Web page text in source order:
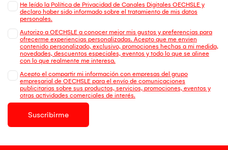
He leído la Política de Privacidad de Canales Digitales OECHSLE y
declaro haber sido informado sobre el tratamiento de mis datos
personales.
Autorizo a OECHSLE a conocer mejor mis gustos y preferencias para
ofrecerme experiencias personalizadas. Acepto que me envien
contenido personalizado, exclusivo, promociones hechas a mi medida,
novedades, descuentos especiales, eventos y todo lo que se alinee
con lo que realmente me interesa.
Acepto el compartir mi información con empresas del grupo
empresarial de OECHSLE para el envío de comunicaciones
publicitarias sobre sus productos, servicios, promociones, eventos y
otras actividades comerciales de interés.
Suscribirme